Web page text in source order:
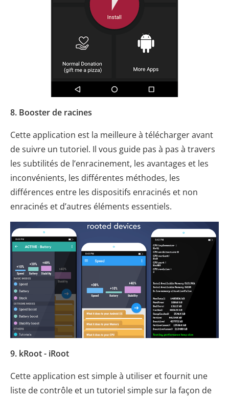
8. Booster de racines
Cette application est la meilleure à télécharger avant
de suivre un tutoriel. Il vous guide pas à pas à travers
les subtilités de l’enracinement, les avantages et les
inconvénients, les différentes méthodes, les
différences entre les dispositifs enracinés et non
enracinés et d’autres éléments essentiels.
9. kRoot - iRoot
Cette application est simple à utiliser et fournit une
liste de contrôle et un tutoriel simple sur la façon de